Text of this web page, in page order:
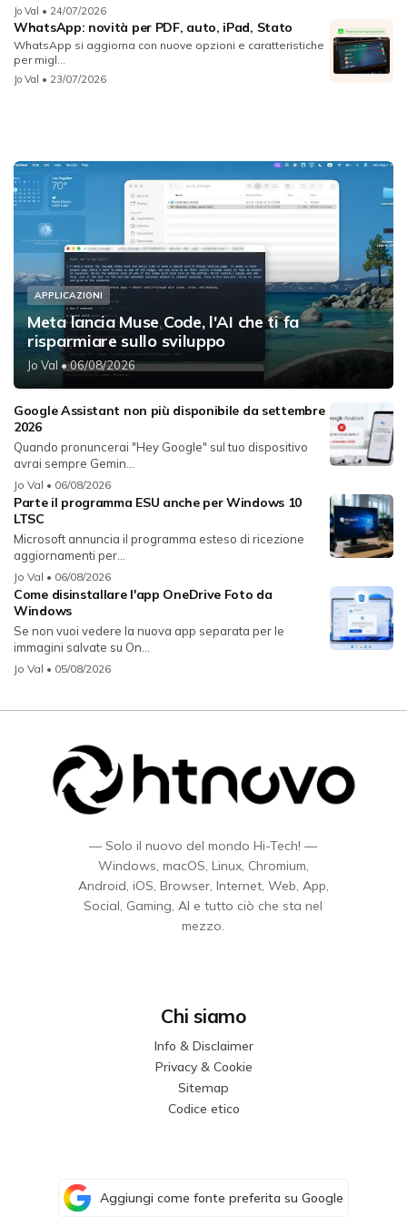
Jo Val • 24/07/2026
WhatsApp: novità per PDF, auto, iPad, Stato
WhatsApp si aggiorna con nuove opzioni e caratteristiche
per migl...
Jo Val • 23/07/2026
APPLICAZIONI
Meta lancia Muse Code, l'AI che ti fa
risparmiare sullo sviluppo
Jo Val • 06/08/2026
Google Assistant non più disponibile da settembre
2026
Quando pronuncerai "Hey Google" sul tuo dispositivo
avrai sempre Gemin...
Jo Val • 06/08/2026
Parte il programma ESU anche per Windows 10
LTSC
Microsoft annuncia il programma esteso di ricezione
aggiornamenti per...
Jo Val • 06/08/2026
Come disinstallare l'app OneDrive Foto da
Windows
Se non vuoi vedere la nuova app separata per le
immagini salvate su On...
Jo Val • 05/08/2026
— Solo il nuovo del mondo Hi-Tech! —
Windows, macOS, Linux, Chromium,
Android, iOS, Browser, Internet, Web, App,
Social, Gaming, AI e tutto ciò che sta nel
mezzo.
Chi siamo
Info & Disclaimer
Privacy & Cookie
Sitemap
Codice etico
Aggiungi come fonte preferita su Google